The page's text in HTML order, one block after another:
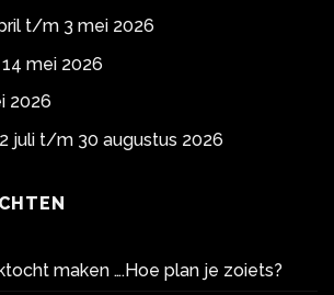
t/m 3 mei 2026
mei 2026
2026
juli t/m 30 augustus 2026
maken ….Hoe plan je zoiets?